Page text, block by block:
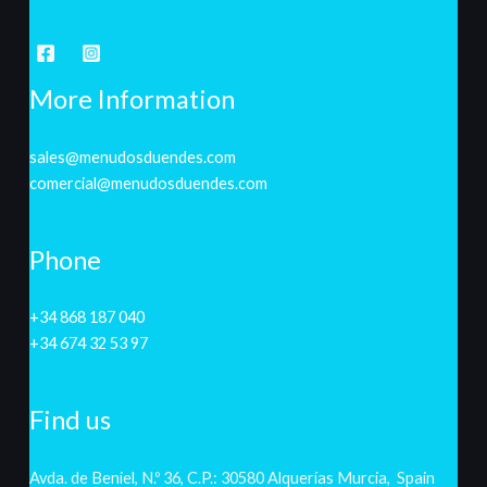
More Information
sales@menudosduendes.com
comercial@menudosduendes.com
Phone
+34 868 187 040
+34 674 32 53 97
Find us
Avda. de Beniel, N.º 36, C.P.: 30580 Alquerías Murcia, Spain